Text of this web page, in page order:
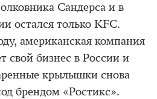
Сандерса и в
остался только KFC.
американская компания
свой бизнес в России и
крылышки снова
брендом «Ростикс».